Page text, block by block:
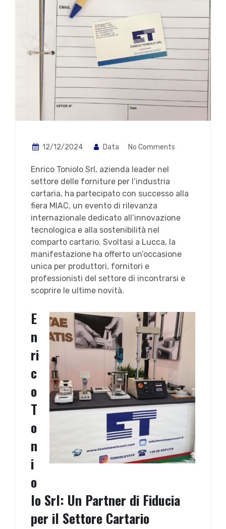
12/12/2024 Data No Comments
Enrico Toniolo Srl, azienda leader nel
settore delle forniture per l’industria
cartaria, ha partecipato con successo alla
fiera MIAC, un evento di rilevanza
internazionale dedicato all’innovazione
tecnologica e alla sostenibilità nel
comparto cartario. Svoltasi a Lucca, la
manifestazione ha offerto un’occasione
unica per produttori, fornitori e
professionisti del settore di incontrarsi e
scoprire le ultime novità.
E
n
ri
c
o
T
o
n
i
o
lo Srl: Un Partner di Fiducia
per il Settore Cartario